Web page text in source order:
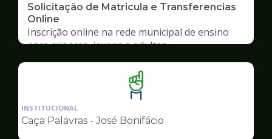
Solicitação de Matricula e Transferencias
Online
Inscrição online na rede municipal de ensino
para crianças, jovens e adultos
Ilustração
da
pagina
INSTITUCIONAL
Caça Palavras - José Bonifácio